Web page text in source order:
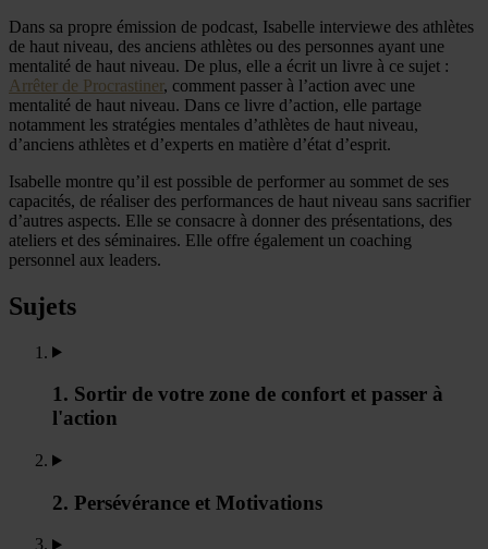
Dans sa propre émission de podcast, Isabelle interviewe des athlètes
de haut niveau, des anciens athlètes ou des personnes ayant une
mentalité de haut niveau. De plus, elle a écrit un livre à ce sujet :
Arrêter de Procrastiner, comment passer à l’action avec une
mentalité de haut niveau. Dans ce livre d’action, elle partage
notamment les stratégies mentales d’athlètes de haut niveau,
d’anciens athlètes et d’experts en matière d’état d’esprit.
Isabelle montre qu’il est possible de performer au sommet de ses
capacités, de réaliser des performances de haut niveau sans sacrifier
d’autres aspects. Elle se consacre à donner des présentations, des
ateliers et des séminaires. Elle offre également un coaching
personnel aux leaders.
Sujets
1. Sortir de votre zone de confort et passer à
l'action
2. Persévérance et Motivations